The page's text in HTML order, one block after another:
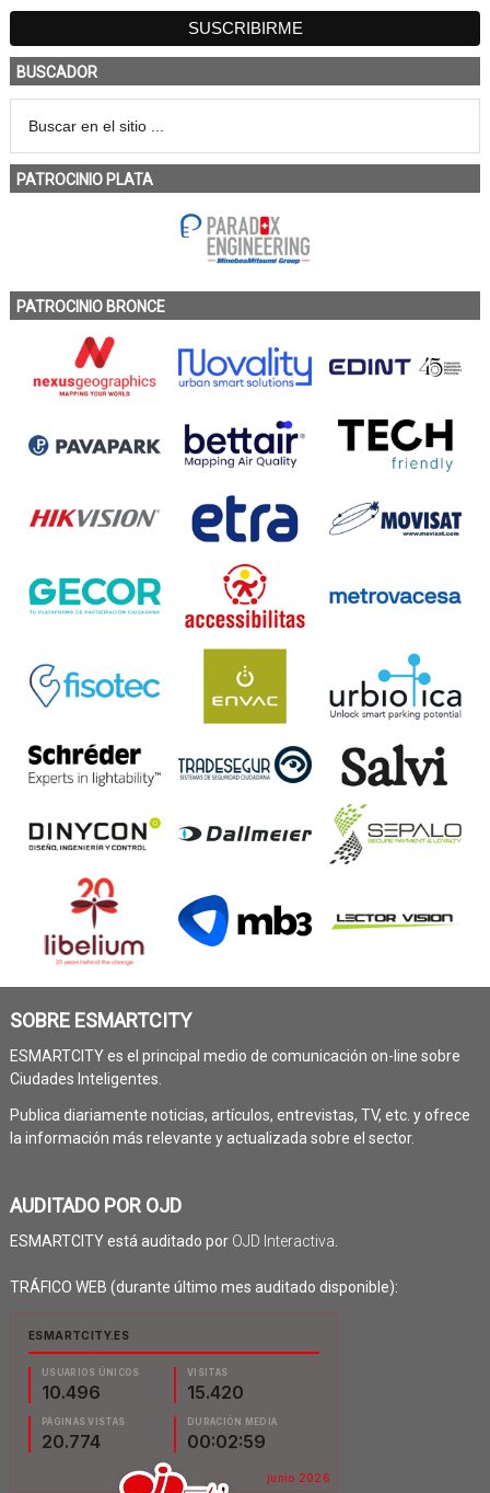
BUSCADOR
PATROCINIO PLATA
PATROCINIO BRONCE
SOBRE ESMARTCITY
ESMARTCITY es el principal medio de comunicación on-line sobre
Ciudades Inteligentes.
Publica diariamente noticias, artículos, entrevistas, TV, etc. y ofrece
la información más relevante y actualizada sobre el sector.
AUDITADO POR OJD
ESMARTCITY está auditado por OJD Interactiva
TRÁFICO WEB (durante último mes auditado disponible):